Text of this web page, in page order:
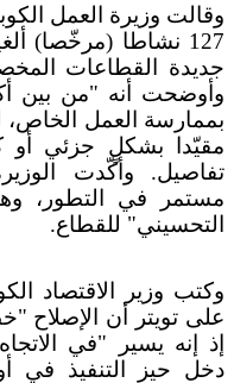
وقالت وزيرة العمل
127 نشاطا (مرخّصا)
جديدة القطاعات
وأوضحت أنه "من بين
مقيّدا بشكلٍ جزئي
تفاصيل. وأكّدت
مستمر في التطور،
التحسيني" للقطاع.
وكتب وزير الاقتصاد
على تويتر أن الإصلاح
إذ إنه يسير "في
دخل حيز التنفيذ في